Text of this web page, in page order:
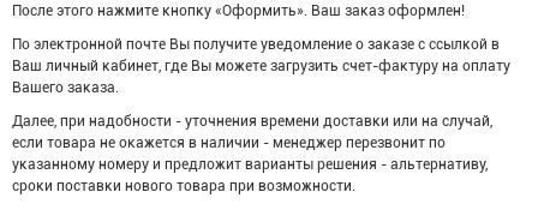
После этого нажмите кнопку «Оформить». Ваш заказ оформлен!
По электронной почте Вы получите уведомление о заказе с ссылкой в
Ваш личный кабинет, где Вы можете загрузить счет-фактуру на оплату
Вашего заказа.
Далее, при надобности - уточнения времени доставки или на случай,
если товара не окажется в наличии - менеджер перезвонит по
указанному номеру и предложит варианты решения - альтернативу,
сроки поставки нового товара при возможности.